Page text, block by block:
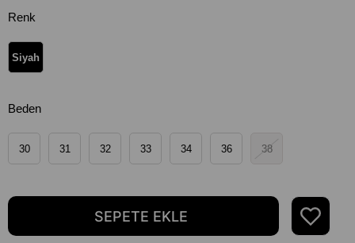
Renk
Siyah
Beden
30 31 32 33 34 36 38